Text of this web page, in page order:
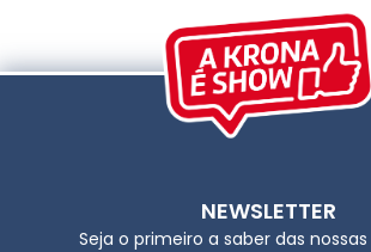
NEWSLETTER
Seja o primeiro a saber das